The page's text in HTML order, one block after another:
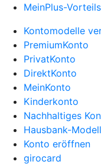
MeinPlus-
Kontomodelle
PremiumKonto
PrivatKonto
DirektKonto
MeinKonto
Kinderkonto
Nachhaltiges
Hausbank-Modell
Konto eröffnen
girocard